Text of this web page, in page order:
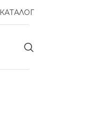
КАТАЛОГ